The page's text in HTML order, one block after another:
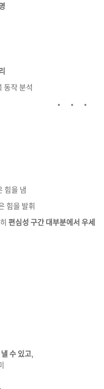
동작분석
힘을 냄
힘을 발휘
편심성구간대부분에서우세
낼수있고,